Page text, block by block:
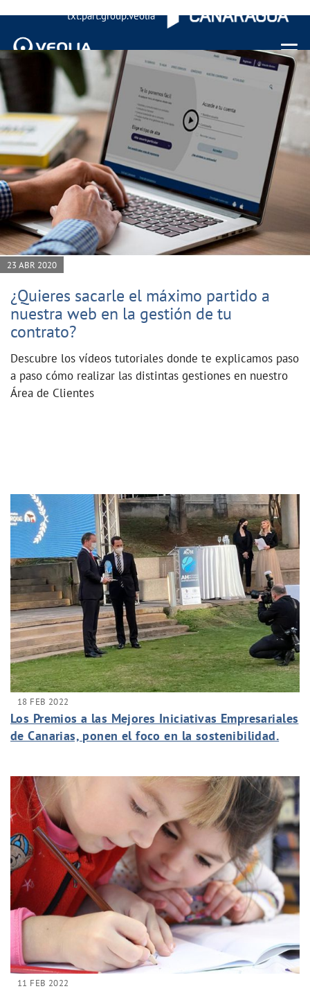
txt.part.group.veolia
Menu
23 ABR 2020
¿Quieres sacarle el máximo partido a
nuestra web en la gestión de tu
contrato?
Descubre los vídeos tutoriales donde te explicamos paso
a paso cómo realizar las distintas gestiones en nuestro
Área de Clientes
18 FEB 2022
Los Premios a las Mejores Iniciativas Empresariales
de Canarias, ponen el foco en la sostenibilidad.
11 FEB 2022